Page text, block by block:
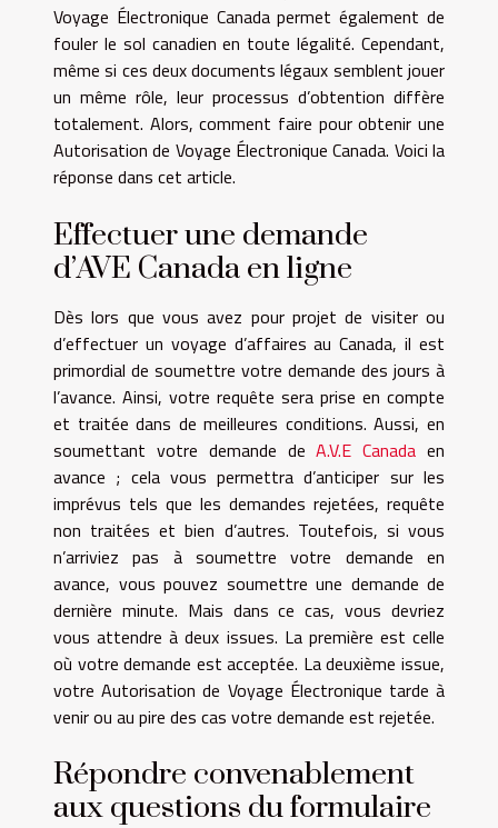
Voyage Électronique Canada permet également de
fouler le sol canadien en toute légalité. Cependant,
même si ces deux documents légaux semblent jouer
un même rôle, leur processus d’obtention diffère
totalement. Alors, comment faire pour obtenir une
Autorisation de Voyage Électronique Canada. Voici la
réponse dans cet article.
Effectuer une demande
d’AVE Canada en ligne
Dès lors que vous avez pour projet de visiter ou
d’effectuer un voyage d’affaires au Canada, il est
primordial de soumettre votre demande des jours à
l’avance. Ainsi, votre requête sera prise en compte
et traitée dans de meilleures conditions. Aussi, en
soumettant votre demande deA.V.E Canada en
avance ; cela vous permettra d’anticiper sur les
imprévus tels que les demandes rejetées, requête
non traitées et bien d’autres. Toutefois, si vous
n’arriviez pas à soumettre votre demande en
avance, vous pouvez soumettre une demande de
dernière minute. Mais dans ce cas, vous devriez
vous attendre à deux issues. La première est celle
où votre demande est acceptée. La deuxième issue,
votre Autorisation de Voyage Électronique tarde à
venir ou au pire des cas votre demande est rejetée.
Répondre convenablement
aux questions du formulaire